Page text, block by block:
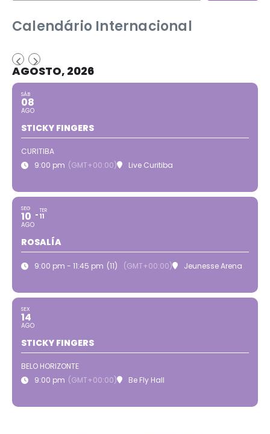
Calendário Internacional
AGOSTO, 2026
SÁB
08
AGO
STICKY FINGERS
CURITIBA
9:00 pm (GMT+00:00) Live Curitiba
SEG
10
AGO
TER
11
ROSALÍA
9:00 pm - 11:45 pm (11) (GMT+00:00) Jeunesse Arena
SEX
14
AGO
STICKY FINGERS
BELO HORIZONTE
9:00 pm (GMT+00:00) Be Fly Hall